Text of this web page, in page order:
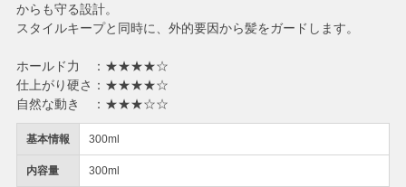
基本情報 300ml
内容量 300ml
からも守る設計。
スタイルキープと同時に、外的要因から髪をガードします。
ホールド力 ：★★★★☆
仕上がり硬さ：★★★★☆
自然な動き ：★★★☆☆